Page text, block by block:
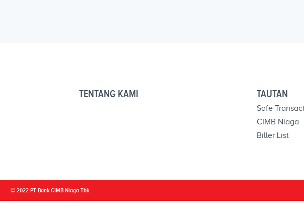
TENTANG KAMI TAUTAN
Safe
CIMB Niaga
Biller List
© 2022 PT Bank CIMB Niaga Tbk.